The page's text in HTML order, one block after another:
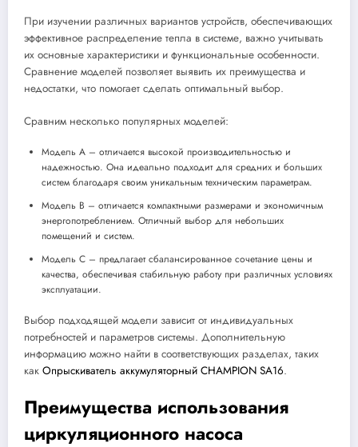
При изучении различных вариантов устройств, обеспечивающих
эффективное распределение тепла в системе, важно учитывать
их основные характеристики и функциональные особенности.
Сравнение моделей позволяет выявить их преимущества и
недостатки, что помогает сделать оптимальный выбор.
Сравним несколько популярных моделей:
Модель A – отличается высокой производительностью и
надежностью. Она идеально подходит для средних и больших
систем благодаря своим уникальным техническим параметрам.
Модель B – отличается компактными размерами и экономичным
энергопотреблением. Отличный выбор для небольших
помещений и систем.
Модель C – предлагает сбалансированное сочетание цены и
качества, обеспечивая стабильную работу при различных условиях
эксплуатации.
Выбор подходящей модели зависит от индивидуальных
потребностей и параметров системы. Дополнительную
информацию можно найти в соответствующих разделах, таких
как Опрыскиватель аккумуляторный CHAMPION SA16.
Преимущества использования
циркуляционного насоса